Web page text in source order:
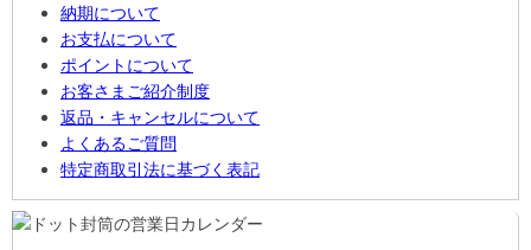
納期について
お支払について
ポイントについて
お客さまご紹介制度
返品・キャンセルについて
よくあるご質問
特定商取引法に基づく表記